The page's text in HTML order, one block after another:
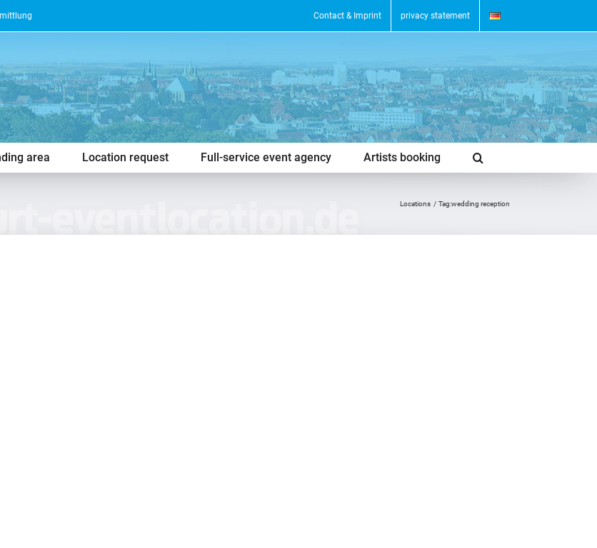
Contact & Imprint privacy statement
area Location request Full-service event agency Artists booking
Locations Tag:wedding reception